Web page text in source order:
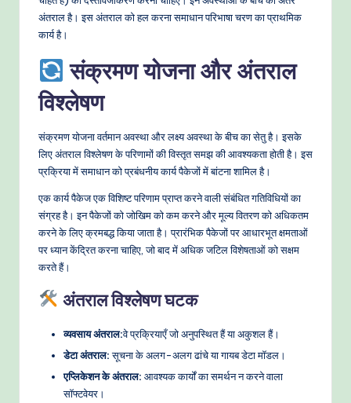
अंतराल है। इस अंतराल को हल करना समाधान परिभाषा चरण का प्राथमिक
कार्य है।
संक्रमण योजना और अंतराल
विश्लेषण
संक्रमण योजना वर्तमान अवस्था और लक्ष्य अवस्था के बीच का सेतु है। इसके
लिए अंतराल विश्लेषण के परिणामों की विस्तृत समझ की आवश्यकता होती है। इस
प्रक्रिया में समाधान को प्रबंधनीय कार्य पैकेजों में बांटना शामिल है।
एक कार्य पैकेज एक विशिष्ट परिणाम प्राप्त करने वाली संबंधित गतिविधियों का
संग्रह है। इन पैकेजों को जोखिम को कम करने और मूल्य वितरण को अधिकतम
करने के लिए क्रमबद्ध किया जाता है। प्रारंभिक पैकेजों पर आधारभूत क्षमताओं
पर ध्यान केंद्रित करना चाहिए, जो बाद में अधिक जटिल विशेषताओं को सक्षम
करते हैं।
अंतराल विश्लेषण घटक
व्यवसाय अंतराल:वे प्रक्रियाएँ जो अनुपस्थित हैं या अकुशल हैं।
डेटा अंतराल:सूचना के अलग-अलग ढांचे या गायब डेटा मॉडल।
एप्लिकेशन के अंतराल: आवश्यक कार्यों का समर्थन न करने वाला
सॉफ्टवेयर।